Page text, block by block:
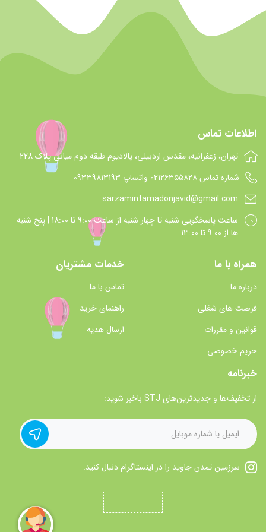
اطلاعات تماس
تهران، زعفرانیه، مقدس اردبیلی، پالادیوم طبقه دوم میانی پلاک 228
شماره تماس 021۲۶۳۵۵۸۲۸ واتساپ 09339813193
sarzamintamadonjavid@gmail.com
ساعت پاسخگويي شنبه تا چهار شنبه از ساعت 9:00 تا 18:00 | پنج شنبه
ها از 9:00 تا 13:00
همراه با ما
درباره ما
فرصت های شغلی
قوانین و مقررات
حریم خصوصی
خدمات مشتریان
تماس با ما
راهنمای خرید
ارسال هدیه
خبرنامه
از تخفیف‌ها و جدیدترین‌های STJ باخبر شوید:
سرزمین تمدن جاوید را در اینستاگرام دنبال کنید.